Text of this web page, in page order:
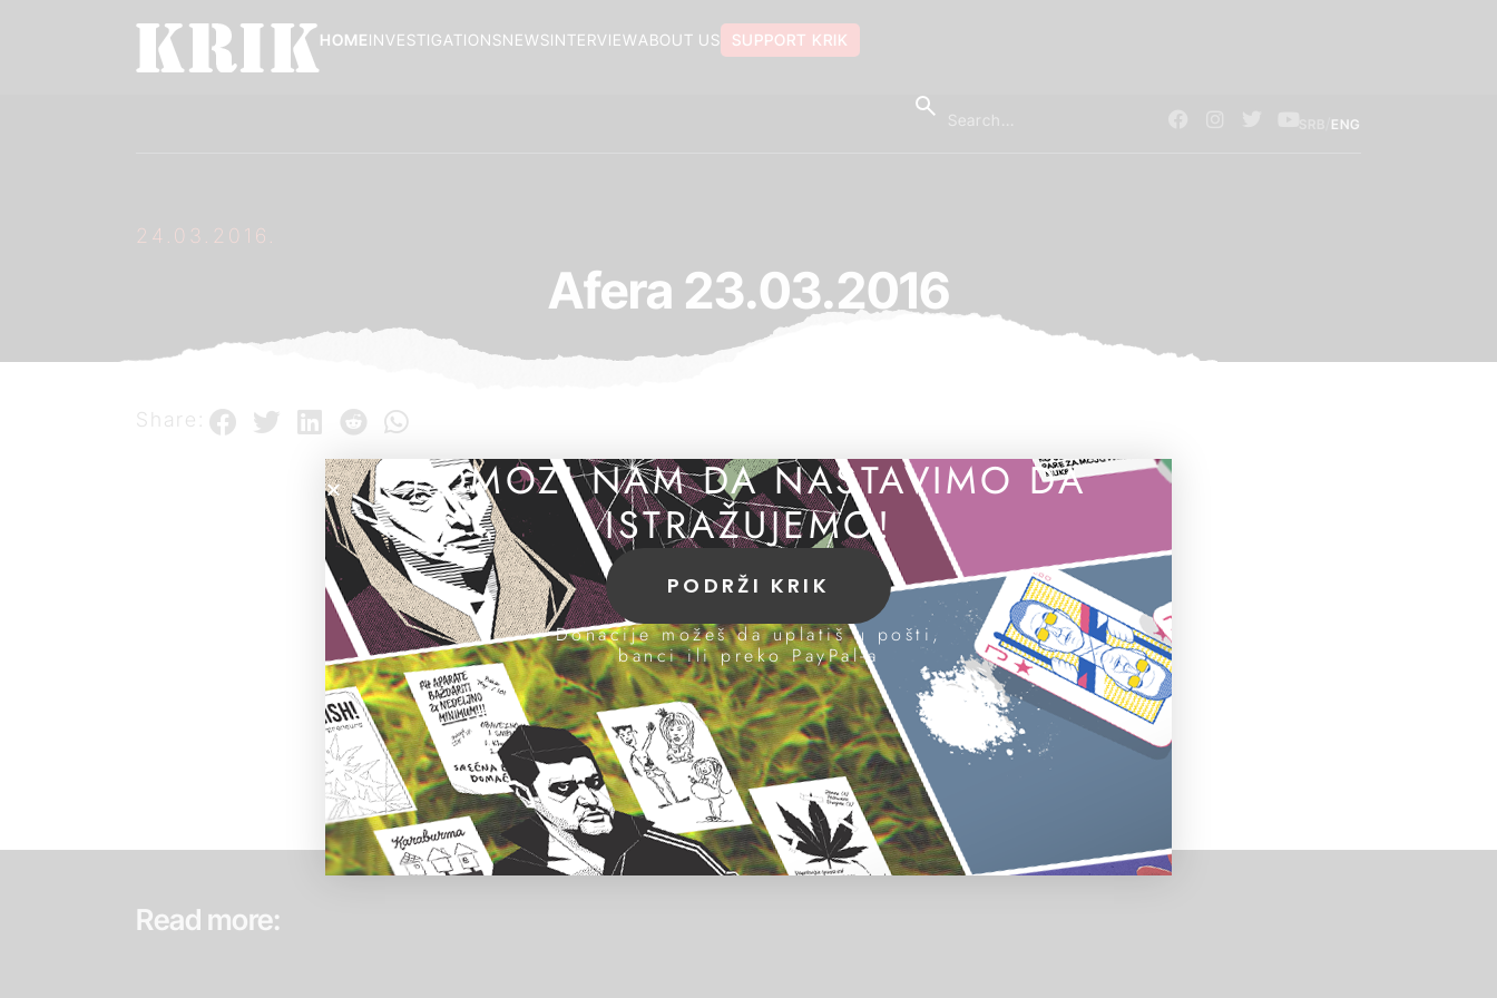
SUPPORT KRIK
ABOUT US
INTERVIEW
NEWS
INVESTIGATIONS
HOME
ENG
24.03.2016.
Afera 23.03.2016
Share:
Read more:
POMOZI NAM DA NASTAVIMO DA
ISTRAŽUJEMO!
PODRŽI KRIK
Donacije možeš da uplatiš u pošti,
banci ili preko PayPal-a